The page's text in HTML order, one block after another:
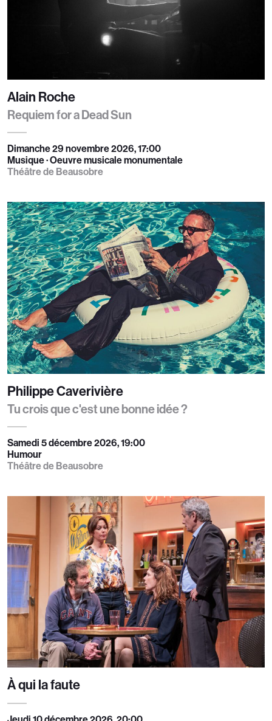
Alain Roche
Requiem for a Dead Sun
Dimanche 29 novembre 2026, 17:00
Musique · Oeuvre musicale monumentale
Théâtre de Beausobre
Philippe Caverivière
Tu crois que c'est une bonne idée ?
Samedi 5 décembre 2026, 19:00
Humour
Théâtre de Beausobre
À qui la faute